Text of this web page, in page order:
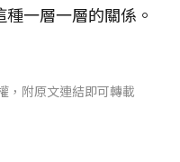
種一層一層的關係。
，附原文連結即可轉載